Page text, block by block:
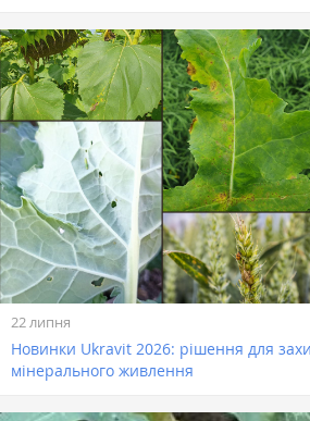
22 липня
Новинки Ukravit 2026: рішення для
мінерального живлення